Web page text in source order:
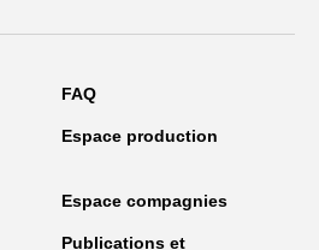
FAQ
Espace production
Espace compagnies
Publications et